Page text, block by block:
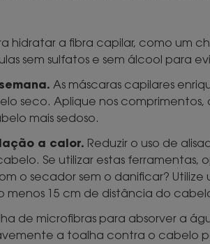
hidratar a fibra capilar, como um
sem sulfatos e sem álcool para
As máscaras capilares
seco. Aplique nos comprimentos,
mais sedoso.
a calor. Reduzir o uso de
Se utilizar estas ferramentas,
o secador sem o danificar?
15 cm de distância do
de microfibras para absorver a
a toalha contra o cabelo